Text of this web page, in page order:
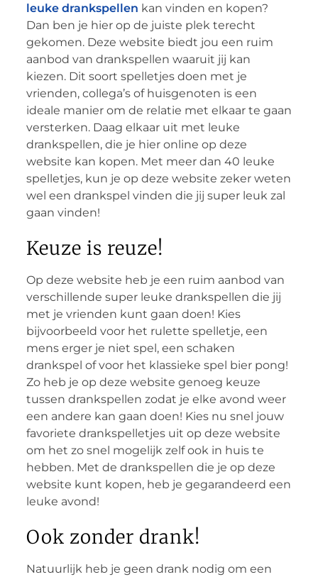
leuke drankspellen kan vinden en kopen?
Dan ben je hier op de juiste plek terecht
gekomen. Deze website biedt jou een ruim
aanbod van drankspellen waaruit jij kan
kiezen. Dit soort spelletjes doen met je
vrienden, collega’s of huisgenoten is een
ideale manier om de relatie met elkaar te gaan
versterken. Daag elkaar uit met leuke
drankspellen, die je hier online op deze
website kan kopen. Met meer dan 40 leuke
spelletjes, kun je op deze website zeker weten
wel een drankspel vinden die jij super leuk zal
gaan vinden!
Keuze is reuze!
Op deze website heb je een ruim aanbod van
verschillende super leuke drankspellen die jij
met je vrienden kunt gaan doen! Kies
bijvoorbeeld voor het rulette spelletje, een
mens erger je niet spel, een schaken
drankspel of voor het klassieke spel bier pong!
Zo heb je op deze website genoeg keuze
tussen drankspellen zodat je elke avond weer
een andere kan gaan doen! Kies nu snel jouw
favoriete drankspelletjes uit op deze website
om het zo snel mogelijk zelf ook in huis te
hebben. Met de drankspellen die je op deze
website kunt kopen, heb je gegarandeerd een
leuke avond!
Ook zonder drank!
Natuurlijk heb je geen drank nodig om een